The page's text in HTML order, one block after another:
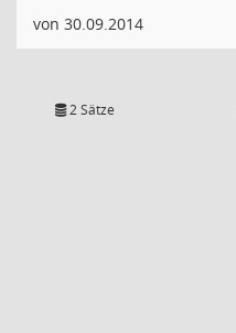
von 30.09.2014
2 Sätze